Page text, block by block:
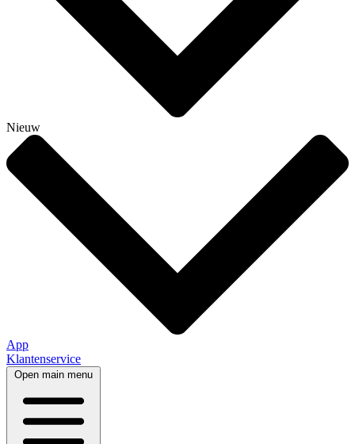
Nieuw
App
Klantenservice
Open main menu